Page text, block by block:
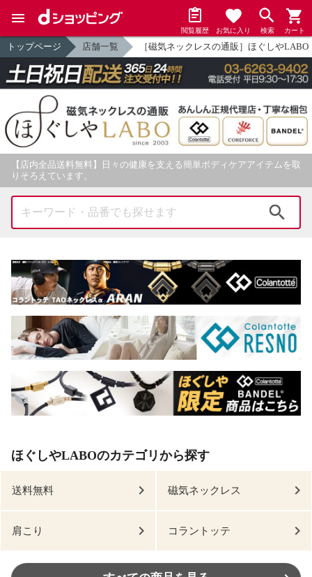
閲覧履歴 お気に入り 検索 カート
トップページ 店舗一覧 ［磁気ネックレスの通販］ほぐしやLABO
【店内全品送料無料】日々の健康を支える簡単ボディケアアイテムを取
りそろえています。
ほぐしやLABOのカテゴリから探す
送料無料 磁気ネックレス
肩こり コラントッテ